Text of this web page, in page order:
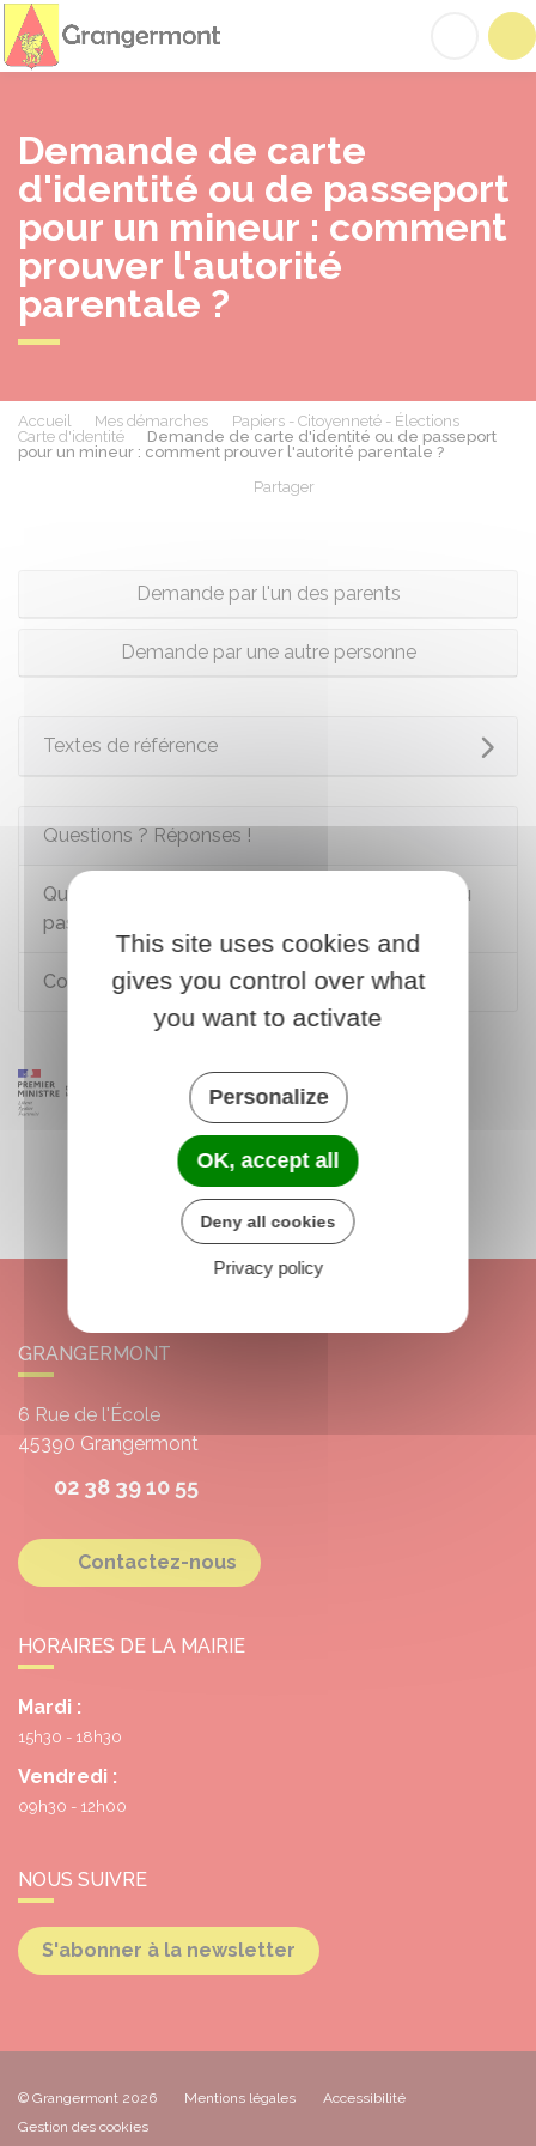
Demande de carte
d'identité ou de passeport
pour un mineur : comment
prouver l'autorité
parentale ?
Accueil Mes démarches
Papiers - Citoyenneté - Élections
Carte d'identité
Demande de carte d'identité ou de passeport
pour un mineur : comment prouver l'autorité parentale ?
Partager
Demande par l'un des parents
Demande par une autre personne
Textes de référence
Questions ? Réponses !
Quels recours si le dossier de carte d'identité ou
passeport est refusé ?
Comment prouver le domicile d'un mineur ?
GRANGERMONT
6 Rue de l'École
45390 Grangermont
02 38 39 10 55
Contactez-nous
HORAIRES DE LA MAIRIE
Mardi :
15h30 - 18h30
Vendredi :
09h30 - 12h00
NOUS SUIVRE
S'abonner à la newsletter
© Grangermont 2026 Mentions légales
Accessibilité
Gestion des cookies
This site uses cookies and
gives you control over what
you want to activate
Personalize
OK, accept all
Deny all cookies
Privacy policy